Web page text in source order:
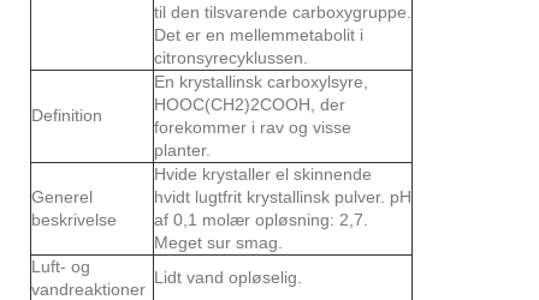
til den tilsvarende carboxygruppe.
Det er en mellemmetabolit i
citronsyrecyklussen.
Definition
En krystallinsk carboxylsyre,
HOOC(CH2)2COOH, der
forekommer i rav og visse
planter.
Generel
beskrivelse
Hvide krystaller el skinnende
hvidt lugtfrit krystallinsk pulver. pH
af 0,1 molær opløsning: 2,7.
Meget sur smag.
Luft- og
vandreaktioner
Lidt vand opløselig.